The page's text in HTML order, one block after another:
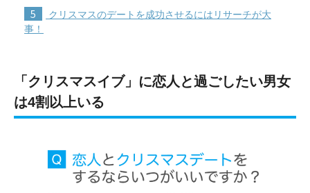
5
クリスマスのデートを成功させるにはリサーチが大
事！
「クリスマスイブ」に恋人と過ごしたい男女
は4割以上いる